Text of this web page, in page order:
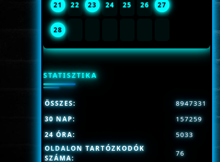
21 22 23 24 25 26 27
28
STATISZTIKA
OLDALON TARTÓZKODÓK
SZÁMA:
76
ÖSSZES:
8947331
30 NAP:
157259
24 ÓRA:
5033